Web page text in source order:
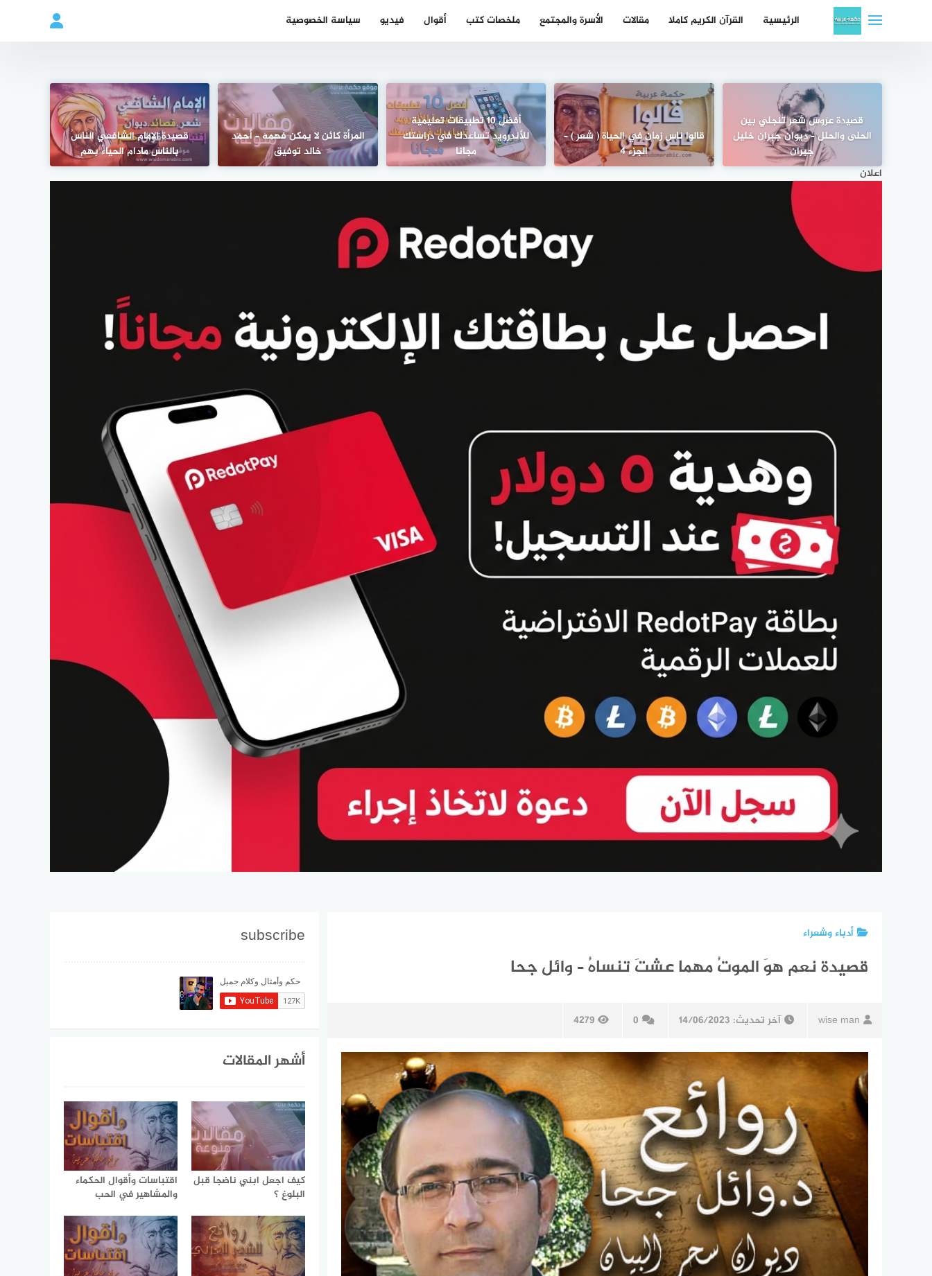
الرئيسية القرآن الكريم كاملا مقالات الأسرة والمجتمع ملخصات كتب أقوال فيديو سياسة الخصوصية
قصيدة عروس شعر تنجلي بين
الحلى والحلل – ديوان جبران خليل
جبران
قالوا ناس زمان في الحياة ( شعر ) –
الجزء 4
أفضل 10 تطبيقات تعليمية
للأندرويد تساعدك في دراستك
مجانا
المرأة كائن لا يمكن فهمه – أحمد
خالد توفيق
قصيدة الامام الشافعي الناسُ
بالناسِ مادام الحياءُ بهم
اعلان
أدباء وشعراء
قصيدة نعم هوَ الموتُ مهما عشتَ تنساهُ – وائل جحا
wise man آخر تحديث: 14/06/2023
0
4279
subscribe
أشهر المقالات
كيف اجعل ابني ناضجا قبل
البلوغ ؟
اقتباسات وأقوال الحكماء
والمشاهير في الحب